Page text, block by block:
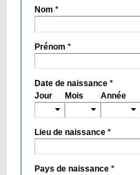
Nom*
Prénom*
Date de naissance*
Jour
Mois Année
Lieu de naissance*
Pays de naissance*